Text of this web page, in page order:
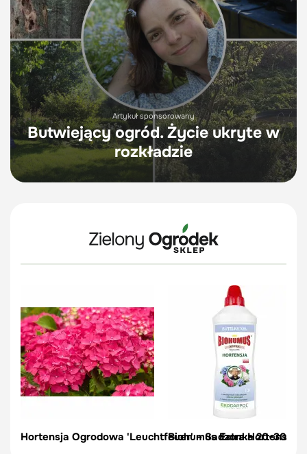
Artykuł sponsorowany
Butwiejący ogród. Życie ukryte w
rozkładzie
Hortensja Ogrodowa 'Leuchtfeuer' – Sadzonka 20-30 cm
Biohumus Extra Hortensja –